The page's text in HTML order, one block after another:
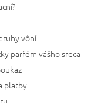
vôní
parfém vášho srdca
platby